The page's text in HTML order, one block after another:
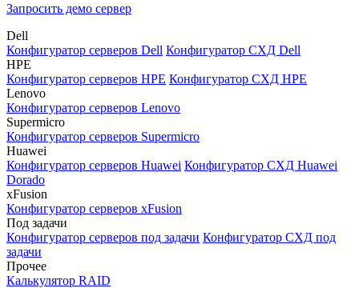
Запросить демо сервер
Dell
Конфигуратор серверов Dell Конфигуратор СХД Dell
HPE
Конфигуратор серверов HPE Конфигуратор СХД HPE
Lenovo
Конфигуратор серверов Lenovo
Supermicro
Конфигуратор серверов Supermicro
Huawei
Конфигуратор серверов Huawei Конфигуратор СХД Huawei
Dorado
xFusion
Конфигуратор серверов xFusion
Под задачи
Конфигуратор серверов под задачи Конфигуратор СХД под
задачи
Прочее
Калькулятор RAID